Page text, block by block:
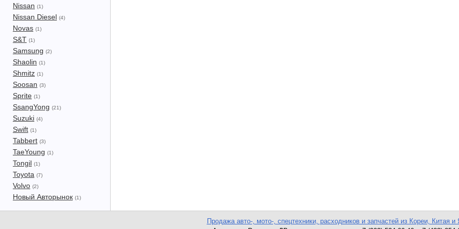
Nissan (1)
Nissan Diesel (4)
Novas (1)
S&T (1)
Samsung (2)
Shaolin (1)
Shmitz (1)
Soosan (3)
Sprite (1)
SsangYong (21)
Suzuki (4)
Swift (1)
Tabbert (3)
TaeYoung (1)
Tongil (1)
Toyota (7)
Volvo (2)
Новый Авторынок (1)
Продажа авто-, мото-, спецтехники, расходников и запчастей из Кореи, Китая и